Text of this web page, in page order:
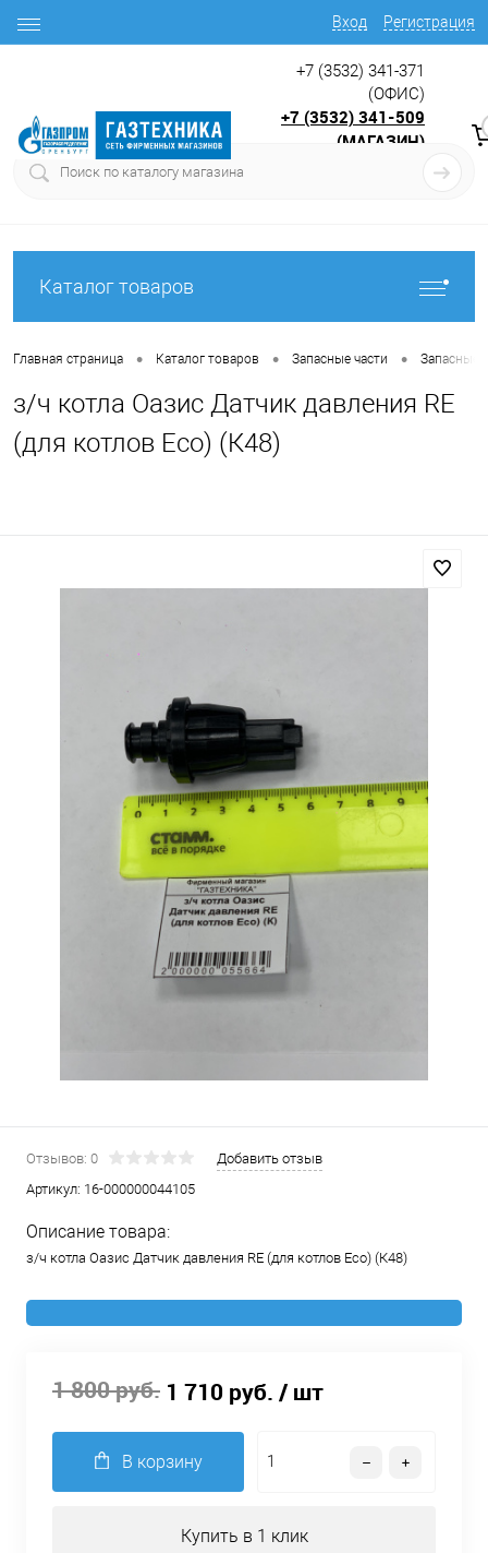
Вход Регистрация
+7 (3532) 341-371
(ОФИС)
+7 (3532) 341-509
(МАГАЗИН)
Каталог товаров
Главная страница • Каталог товаров • Запасные части • Запасные
з/ч котла Оазис Датчик давления RЕ
(для котлов Есо) (К48)
Отзывов: 0
Добавить отзыв
Артикул: 16-000000044105
Описание товара:
з/ч котла Оазис Датчик давления RЕ (для котлов Есо) (К48)
1 800 руб. 1 710 руб. / шт
В корзину
Купить в 1 клик